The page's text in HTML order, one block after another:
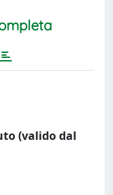
(valido dal